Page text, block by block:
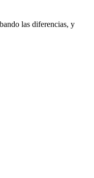
las diferencias, y